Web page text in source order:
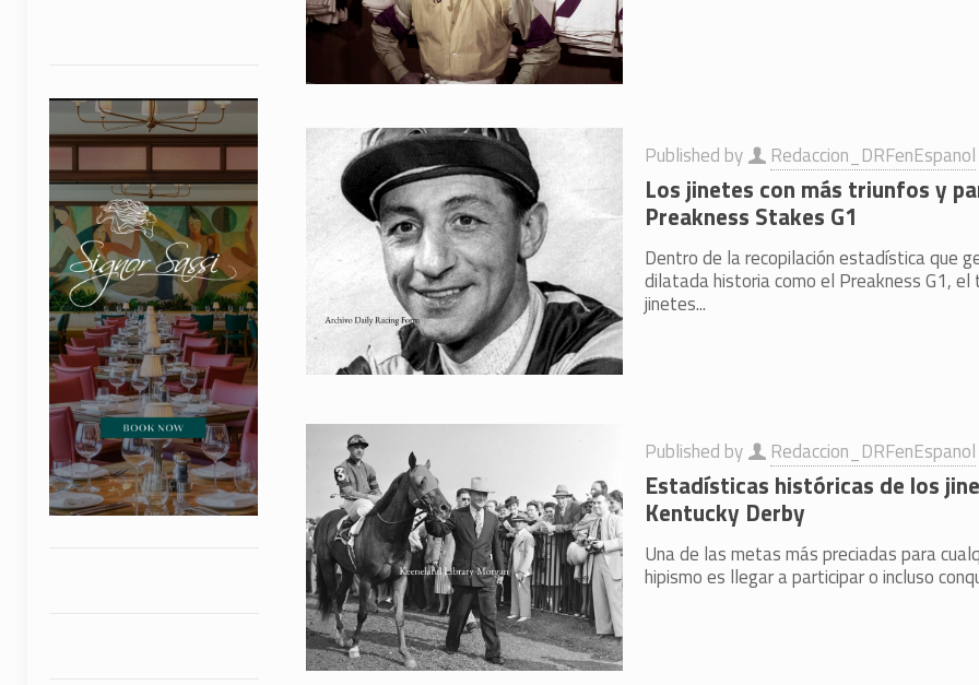
Published by Redaccion_DRFenEspanol
Los jinetes con más triunfos y
Preakness Stakes G1
Dentro de la recopilación estadística que
dilatada historia como el Preakness G1,
jinetes...
Published by Redaccion_DRFenEspanol
Estadísticas históricas de los
Kentucky Derby
Una de las metas más preciadas para
hipismo es llegar a participar o incluso